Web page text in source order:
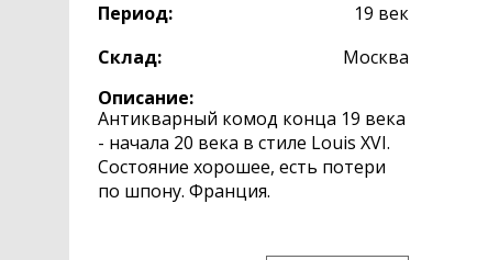
Период:
19 век
Склад:
Москва
Описание:
Антикварный комод конца 19 века
- начала 20 века в стиле Louis XVI.
Состояние хорошее, есть потери
по шпону. Франция.